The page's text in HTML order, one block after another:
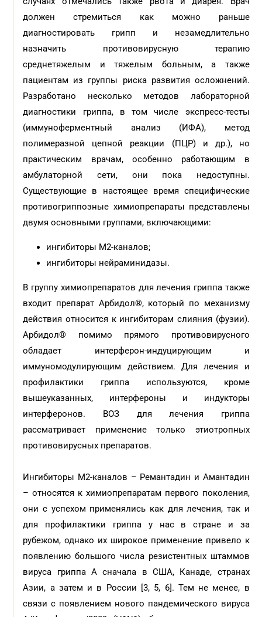
должен стремиться как можно раньше
диагностировать грипп и незамедлительно
назначить противовирусную терапию
среднетяжелым и тяжелым больным, а также
пациентам из группы риска развития осложнений.
Разработано несколько методов лабораторной
диагностики гриппа, в том числе экспресс-тесты
(иммуноферментный анализ (ИФА), метод
полимеразной цепной реакции (ПЦР) и др.), но
практическим врачам, особенно работающим в
амбулаторной сети, они пока недоступны.
Существующие в настоящее время специфические
противогриппозные химиопрепараты представлены
двумя основными группами, включающими:
ингибиторы М2-каналов;
ингибиторы нейраминидазы.
В группу химиопрепаратов для лечения гриппа также
входит препарат Арбидол®, который по механизму
действия относится к ингибиторам слияния (фузии).
Арбидол® помимо прямого противовирусного
обладает интерферон-индуцирующим и
иммуномодулирующим действием. Для лечения и
профилактики гриппа используются, кроме
вышеуказанных, интерфероны и индукторы
интерферонов. ВОЗ для лечения гриппа
рассматривает применение только этиотропных
противовирусных препаратов.
Ингибиторы М2-каналов – Ремантадин и Амантадин
– относятся к химиопрепаратам первого поколения,
они с успехом применялись как для лечения, так и
для профилактики гриппа у нас в стране и за
рубежом, однако их широкое применение привело к
появлению большого числа резистентных штаммов
вируса гриппа А сначала в США, Канаде, странах
Азии, а затем и в России [3, 5, 6]. Тем не менее, в
связи с появлением нового пандемического вируса